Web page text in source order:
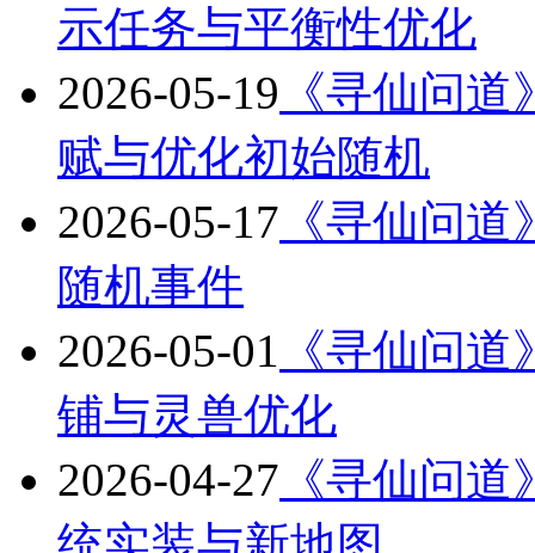
示任务与平衡性优化
2026-05-19 《寻仙问
赋与优化初始随机
2026-05-17 《寻仙问
随机事件
2026-05-01 《寻仙问
铺与灵兽优化
2026-04-27 《寻仙问